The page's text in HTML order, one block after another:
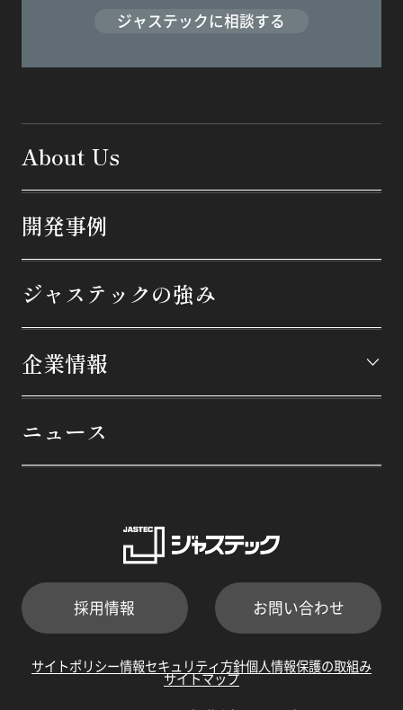
ジャステックに相談する
採用情報 お問い合わせ
About Us
開発事例
ジャステックの強み
企業情報
企業情報トップページ
役員一覧
組織体制
沿革
事業所一覧
IRライブラリ
電子公告
サステナビリティ
ニュース
サイトポリシー情報セキュリティ方針個人情報保護の取組み
サイトマップ